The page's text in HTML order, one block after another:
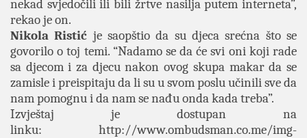
nekad svjedočili ili bili žrtve nasilja putem interneta”,
rekao je on.
Nikola Ristić je saopštio da su djeca srećna što se
govorilo o toj temi. “Nadamo se da će svi oni koji rade
sa djecom i za djecu nakon ovog skupa makar da se
zamisle i preispitaju da li su u svom poslu učinili sve da
nam pomognu i da nam se nađu onda kada treba”.
Izvještaj je dostupan na
linku: http://www.ombudsman.co.me/img-